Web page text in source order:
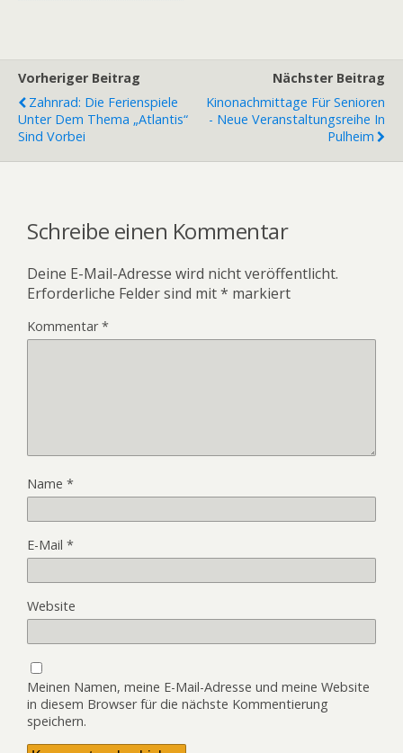
Vorheriger Beitrag
Zahnrad: Die Ferienspiele
Unter Dem Thema „Atlantis“
Sind Vorbei
Nächster Beitrag
Kinonachmittage Für Senioren
- Neue Veranstaltungsreihe In
Pulheim
Schreibe einen Kommentar
Deine E-Mail-Adresse wird nicht veröffentlicht.
Erforderliche Felder sind mit* markiert
Kommentar*
Name *
E-Mail *
Website
Meinen Namen, meine E-Mail-Adresse und meine Website
in diesem Browser für die nächste Kommentierung
speichern.